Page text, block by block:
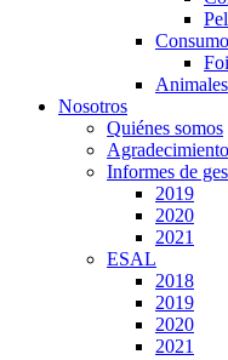
Nosotros
Quiénes somos
Informes de
2019
2020
2021
ESAL
2018
2019
2020
2021